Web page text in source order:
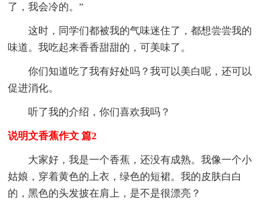
了，我会冷的。”
这时，同学们都被我的气味迷住了，都想尝尝我的
味道。我吃起来香香甜甜的，可美味了。
你们知道吃了我有好处吗？我可以美白呢，还可以
促进消化。
听了我的介绍，你们喜欢我吗？
说明文香蕉作文 篇2
大家好，我是一个香蕉，还没有成熟。我像一个小
姑娘，穿着黄色的上衣，绿色的短裙。我的皮肤白白
的，黑色的头发披在肩上，是不是很漂亮？